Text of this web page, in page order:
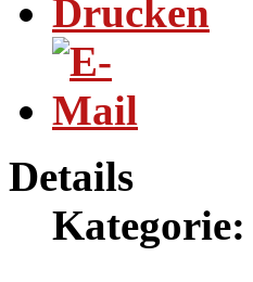
Details
Kategorie: